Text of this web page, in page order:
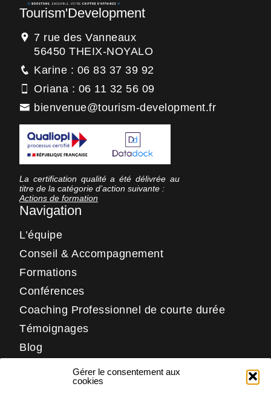
Gérer le consentement aux
cookies
Tourism'Development
7 rue des Vanneaux
56450 THEIX-NOYALO
Karine : 06 83 37 39 92
Oriana : 06 11 32 56 09
bienvenue@tourism-development.fr
La certification qualité a été délivrée au
titre de la catégorie d’action suivante :
Actions de formation
Navigation
L’équipe
Conseil & Accompagnement
Formations
Conférences
Coaching Professionnel de courte durée
Témoignages
Blog